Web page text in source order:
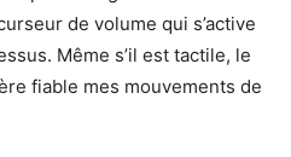
de volume qui s’active
Même s’il est tactile, le
fiable mes mouvements de